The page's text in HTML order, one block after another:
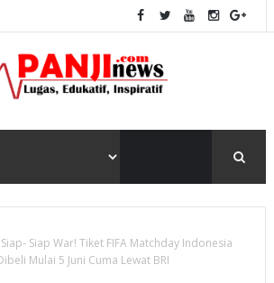
Siap- Siap War! Tiket FIFA Matchday Indonesia
Mulai 5 Juni Cuma Lewat BRI